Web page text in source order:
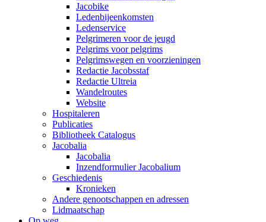
Jacobike
Ledenbijeenkomsten
Ledenservice
Pelgrimeren voor de jeugd
Pelgrims voor pelgrims
Pelgrimswegen en voorzieningen
Redactie Jacobsstaf
Redactie Ultreia
Wandelroutes
Website
Hospitaleren
Publicaties
Bibliotheek Catalogus
Jacobalia
Jacobalia
Inzendformulier Jacobalium
Geschiedenis
Kronieken
Andere genootschappen en adressen
Lidmaatschap